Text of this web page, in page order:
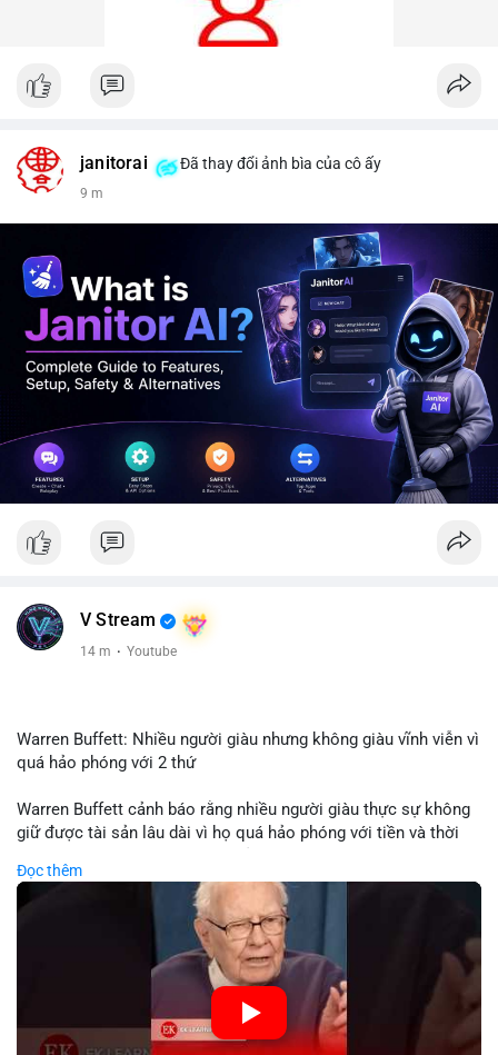
janitorai Đã thay đổi ảnh bìa của cô ấy
9 m
V Stream
14 m · Youtube
Warren Buffett: Nhiều người giàu nhưng không giàu vĩnh viễn vì
quá hảo phóng với 2 thứ
Warren Buffett cảnh báo rằng nhiều người giàu thực sự không
giữ được tài sản lâu dài vì họ quá hảo phóng với tiền và thời
nhuận tái đầu tư và suy giảm sức mạnh tăng trưởng danh mục.
Đối với nhà đầu tư crypto, giữ lại lợi nhuận để tái đầu tư vào
dự án tiềm năng quan trọng hơn chia sẻ quá mức. Cân bằng
đóng góp xã hội và bảo vệ tài sản giúp nhà đầu tư đạt được
bền vững tài chính mà Buffett đề cao.
🎥 Xem video trực tiếp tại:
Đọc thêm